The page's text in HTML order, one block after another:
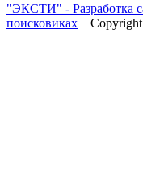
"ЭКСТИ" - Разработка
поисковиках Copyright